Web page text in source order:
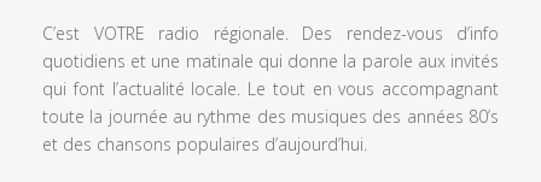
C’est VOTRE radio régionale. Des rendez-vous d’info
quotidiens et une matinale qui donne la parole aux invités
qui font l’actualité locale. Le tout en vous accompagnant
toute la journée au rythme des musiques des années 80’s
et des chansons populaires d’aujourd’hui.